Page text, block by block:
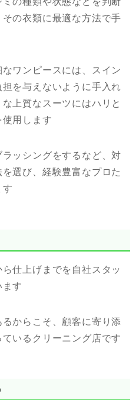
の衣類に最適な方法で手
ワンピースには、スイン
を与えないように手入れ
上質なスーツにはハリと
用します
ッシングをするなど、対
選び、経験豊富なプロた
す
仕上げまでを自社スタッ
す
からこそ、顧客に寄り添
いるクリーニング店です